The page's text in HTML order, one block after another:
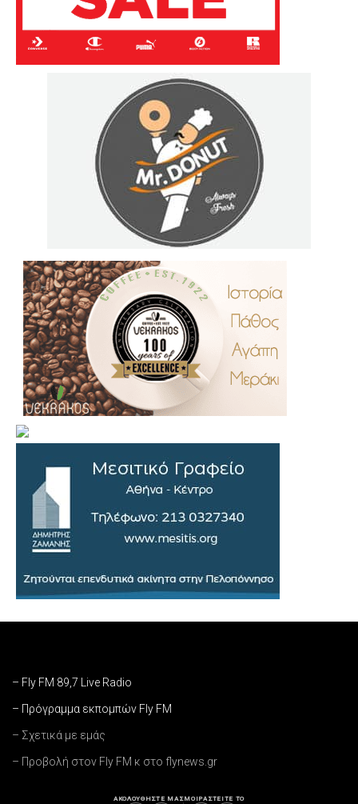
– Fly FM 89,7 Live Radio
– Πρόγραμμα εκπομπών Fly FM
– Σχετικά με εμάς
– Προβολή στον Fly FM κ στο flynews.gr
ΑΚΟΛΟΥΘΗΣΤΕ ΜΑΣΜΟΙΡΑΣΤΕΙΤΕ ΤΟ